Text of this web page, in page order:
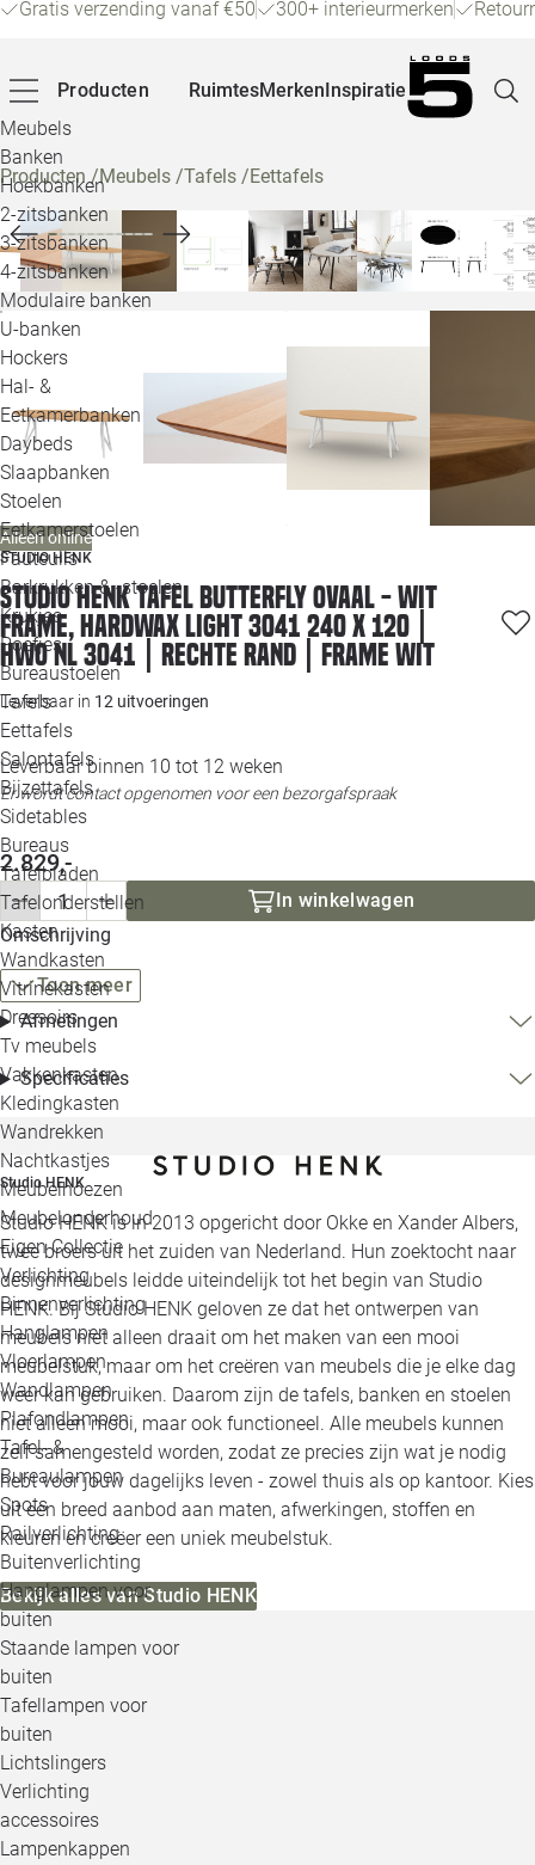
Gratis verzending vanaf €50 300+ interieurmerken
Producten
Meubels
Banken
Hoekbanken
2-zitsbanken
3-zitsbanken
4-zitsbanken
Modulaire banken
U-banken
Hockers
Hal- &
Eetkamerbanken
Daybeds
Slaapbanken
Stoelen
Eetkamerstoelen
Fauteuils
Barkrukken & -stoelen
Krukjes
Poefjes
Bureaustoelen
Tafels
Eettafels
Salontafels
Bijzettafels
Sidetables
Bureaus
Tafelbladen
Tafelonderstellen
Kasten
Wandkasten
Vitrinekasten
Dressoirs
Tv meubels
Vakkenkasten
Kledingkasten
Wandrekken
Nachtkastjes
Meubelhoezen
Meubelonderhoud
Eigen Collectie
Verlichting
Binnenverlichting
Hanglampen
Vloerlampen
Wandlampen
Plafondlampen
Tafel- &
Bureaulampen
Spots
Railverlichting
Buitenverlichting
Hanglampen voor
buiten
Staande lampen voor
buiten
Tafellampen voor
buiten
Lichtslingers
Verlichting
accessoires
Lampenkappen
RuimtesMerkenInspiratie
Alle
Producten/Meubels /Tafels /Eettafels
Alleen online
STUDIO HENK
Studio HENK tafel Butterfly Ovaal - wit
frame, hardwax light 3041 240 x 120 |
HWO NL 3041 | Rechte Rand | Frame Wit
Leverbaar in 12 uitvoeringen
Leverbaar binnen 10 tot 12 weken
Er wordt contact opgenomen voor een bezorgafspraak
2.829,-
In winkelwagen
Omschrijving
Toon meer
Afmetingen
Specificaties
Studio HENK
Studio HENK is in 2013 opgericht door Okke en Xander Albers,
twee broers uit het zuiden van Nederland. Hun zoektocht naar
designmeubels leidde uiteindelijk tot het begin van Studio
HENK. Bij Studio HENK geloven ze dat het ontwerpen van
meubels niet alleen draait om het maken van een mooi
meubelstuk, maar om het creëren van meubels die je elke dag
weer kan gebruiken. Daarom zijn de tafels, banken en stoelen
niet alleen mooi, maar ook functioneel. Alle meubels kunnen
zelf samengesteld worden, zodat ze precies zijn wat je nodig
hebt voor jouw dagelijks leven - zowel thuis als op kantoor. Kies
uit een breed aanbod aan maten, afwerkingen, stoffen en
kleuren en creëer een uniek meubelstuk.
Bekijk alles van Studio HENK